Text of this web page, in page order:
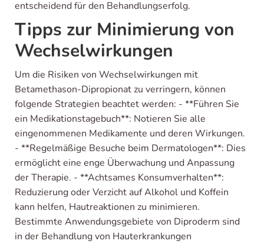
entscheidend für den Behandlungserfolg.
Tipps zur Minimierung von
Wechselwirkungen
Um die Risiken von Wechselwirkungen mit
Betamethason-Dipropionat zu verringern, können
folgende Strategien beachtet werden: - **Führen Sie
ein Medikationstagebuch**: Notieren Sie alle
eingenommenen Medikamente und deren Wirkungen.
- **Regelmäßige Besuche beim Dermatologen**: Dies
ermöglicht eine enge Überwachung und Anpassung
der Therapie. - **Achtsames Konsumverhalten**:
Reduzierung oder Verzicht auf Alkohol und Koffein
kann helfen, Hautreaktionen zu minimieren.
Bestimmte Anwendungsgebiete von Diproderm sind
in der Behandlung von Hauterkrankungen